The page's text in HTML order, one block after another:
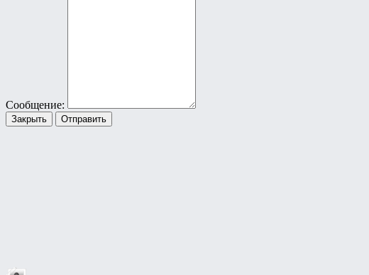
Сообщение:
Закрыть Отправить